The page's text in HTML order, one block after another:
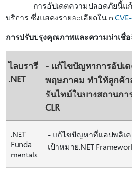
การอัปเดตความปลอดภัยนี้แก้ไ
บริการ ซึ่งแสดงรายละเอียดใน n
การปรับปรุงคุณภาพและความน่าเชื่
ไลบรารี
.NET
- แก้ไขปัญหาการอัปเ
พฤษภาคม ทําให้ลูกค้า
รันไทม์ในบางสถานก
CLR
.NET
Funda
mentals
- แก้ไขปัญหาที่แอปพลิเ
เป้าหมาย.NET